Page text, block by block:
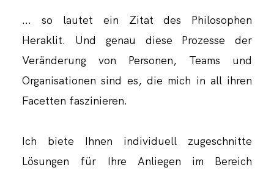
... so lautet ein Zitat des Philosophen
Heraklit. Und genau diese Prozesse der
Veränderung von Personen, Teams und
Organisationen sind es, die mich in all ihren
Facetten faszinieren.
Ich biete Ihnen individuell zugeschnitte
Lösungen für Ihre Anliegen im Bereich